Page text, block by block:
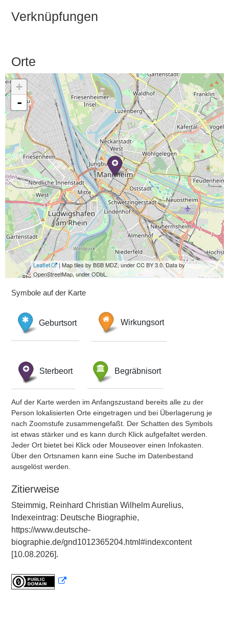
Verknüpfungen
Orte
+
-
Leaflet
| Map tiles by BSB MDZ, under CC BY 3.0. Data by
OpenStreetMap, under ODbL.
Symbole auf der Karte
Geburtsort Wirkungsort
Sterbeort Begräbnisort
Auf der Karte werden im Anfangszustand bereits alle zu der
Person lokalisierten Orte eingetragen und bei Überlagerung je
nach Zoomstufe zusammengefaßt. Der Schatten des Symbols
ist etwas stärker und es kann durch Klick aufgefaltet werden.
Jeder Ort bietet bei Klick oder Mouseover einen Infokasten.
Über den Ortsnamen kann eine Suche im Datenbestand
ausgelöst werden.
Zitierweise
Steimmig, Reinhard Christian Wilhelm Aurelius,
Indexeintrag: Deutsche Biographie,
https://www.deutsche-
biographie.de/gnd1012365204.html#indexcontent
[10.08.2026].